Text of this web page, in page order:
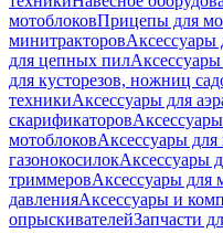
мотоблоковПрицепы для
минитракторовАксессуары
для цепных пил
для кусторезов, ножниц
техникиАксессуары для
скарификаторов
мотоблоковАксессуары для
газонокосилокАксессуары
триммеровАксессуары для
давленияАксессуары и
опрыскивателейЗапчасти